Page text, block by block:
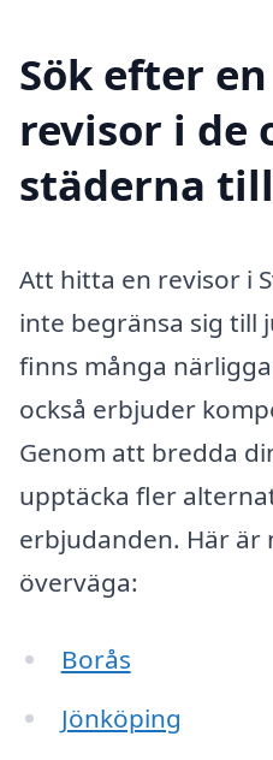
Sök efter
revisor i de
städerna
Att hitta en revisor i
inte begränsa sig till
finns många
också erbjuder
Genom att bredda
upptäcka fler
erbjudanden. Här är
överväga:
Borås
Jönköping